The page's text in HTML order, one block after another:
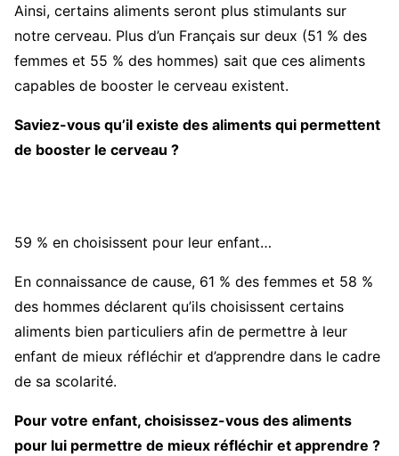
Ainsi, certains aliments seront plus stimulants sur
notre cerveau. Plus d’un Français sur deux (51 % des
femmes et 55 % des hommes) sait que ces aliments
capables de booster le cerveau existent.
Saviez-vous qu’il existe des aliments qui permettent
de booster le cerveau ?
59 % en choisissent pour leur enfant…
En connaissance de cause, 61 % des femmes et 58 %
des hommes déclarent qu’ils choisissent certains
aliments bien particuliers afin de permettre à leur
enfant de mieux réfléchir et d’apprendre dans le cadre
de sa scolarité.
Pour votre enfant, choisissez-vous des aliments
pour lui permettre de mieux réfléchir et apprendre ?